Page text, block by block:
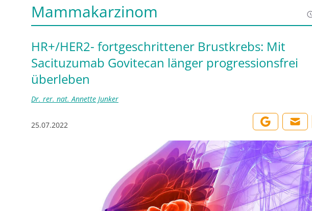
Mammakarzinom
HR+/HER2- fortgeschrittener Brustkrebs: Mit
Sacituzumab Govitecan länger progressionsfrei
überleben
Dr. rer. nat. Annette Junker
25.07.2022